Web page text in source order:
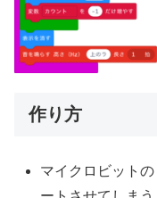
作り方
マイクロビット